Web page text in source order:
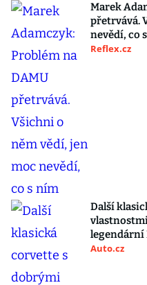
Marek
přetrvává.
nevědí, co
Reflex.cz
Další
legendární
Auto.cz